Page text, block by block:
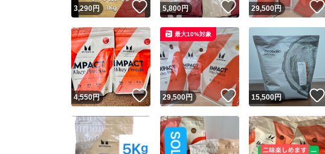
3,290円 いいね！
5,800円 いいね！
29,500円
4,550円 いいね！
29,500円 いいね！
最大10%対象
15,500円